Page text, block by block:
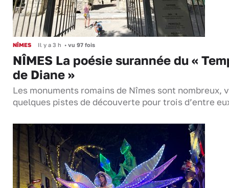
NÎMES Il y a 3 h • vu 97 fois
NÎMES La poésie surannée du «
de Diane »
Les monuments romains de Nîmes sont nombreux,
quelques pistes de découverte pour trois d’entre